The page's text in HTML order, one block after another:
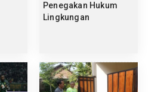
Penegakan Hukum
Lingkungan